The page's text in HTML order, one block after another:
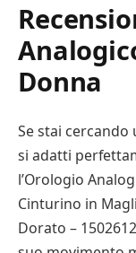
Donna
Se stai
si adatti
l’Orologio
Cinturino in
Dorato –